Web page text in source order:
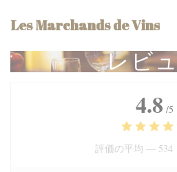
Les Marchands de Vins
レビ
4.8 /5
評価の平均 — 534